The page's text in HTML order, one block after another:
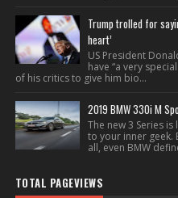
Trump trolled for
heart’
US President
have “a very
of his critics to give him bio...
2019 BMW 330i M
The new 3 Series
to your inner geek.
all, even BMW
TOTAL PAGEVIEWS